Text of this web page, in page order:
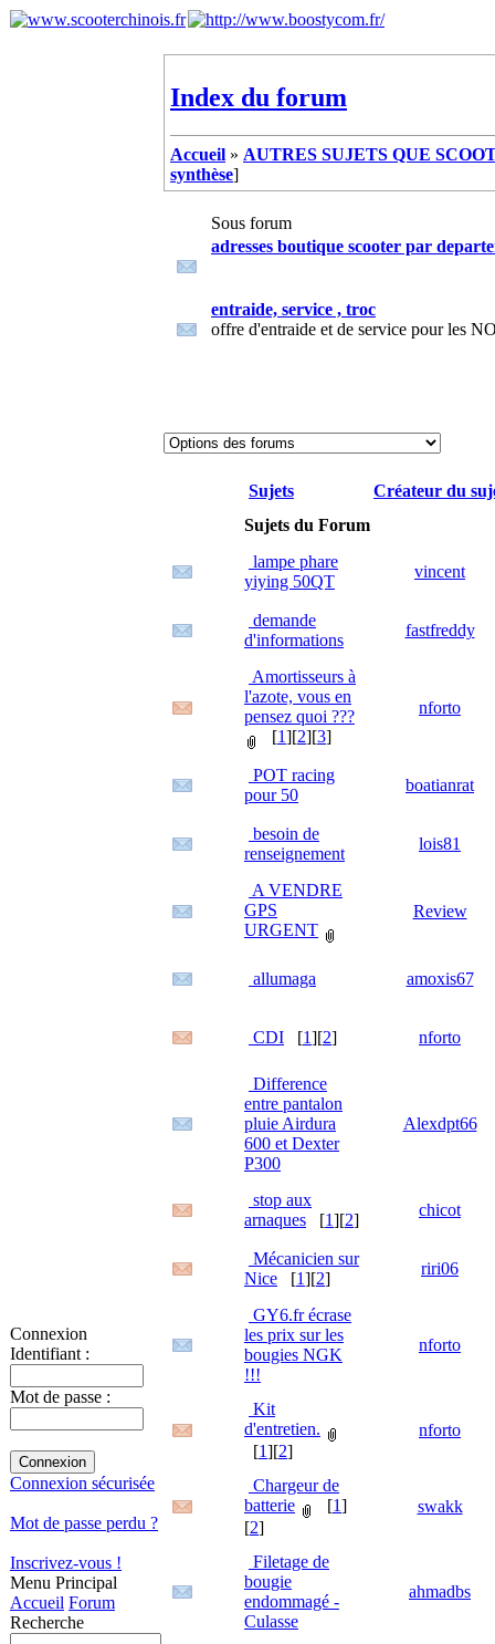
Connexion
Identifiant :
Mot de passe :
Connexion sécurisée
Mot de passe perdu ?
Inscrivez-vous !
Menu Principal
Accueil Forum
Recherche
Index du forum
Accueil » AUTRES SUJETS QUE
synthèse]
Sous forum
adresses boutique scooter par
entraide, service , troc
offre d'entraide et de service pour les
Sujets
Créateur du
Sujets du Forum
lampe phare
yiying 50QT
vincent
demande
d'informations
fastfreddy
Amortisseurs à
l'azote, vous en
pensez quoi ???
[1][2][3]
nforto
POT racing
pour 50
boatianrat
besoin de
renseignement
lois81
A VENDRE
GPS
URGENT
Review
allumaga amoxis67
CDI [1][2] nforto
Difference
entre pantalon
pluie Airdura
600 et Dexter
P300
Alexdpt66
stop aux
arnaques [1][2]
chicot
Mécanicien sur
Nice [1][2]
riri06
GY6.fr écrase
les prix sur les
bougies NGK
!!!
nforto
Kit
d'entretien.
[1][2]
nforto
Chargeur de
batterie
[1]
[2]
swakk
Filetage de
bougie
endommagé -
Culasse
ahmadbs